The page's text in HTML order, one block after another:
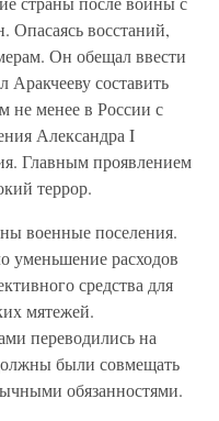
Опасаясь восстаний,
Он обещал ввести
составить
не менее в России с
Александра I
Главным проявлением
террор.
военные поселения.
уменьшение расходов
средства для
мятежей.
переводились на
были совмещать
обязанностями.